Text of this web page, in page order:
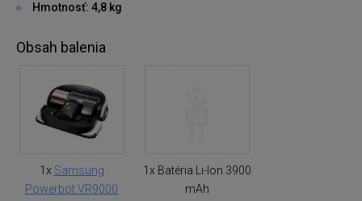
Hmotnosť: 4,8 kg
Obsah balenia
1x Samsung
Powerbot VR9000
1x Batéria Li-Ion 3900
mAh